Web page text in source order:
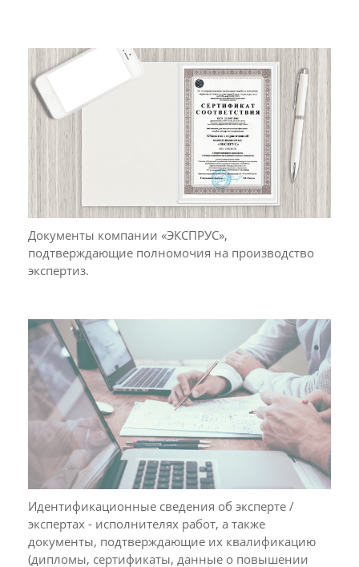
Документы компании «ЭКСПРУС»,
подтверждающие полномочия на производство
экспертиз.
Идентификационные сведения об эксперте /
экспертах - исполнителях работ, а также
документы, подтверждающие их квалификацию
(дипломы, сертификаты, данные о повышении